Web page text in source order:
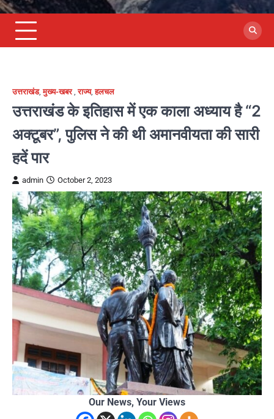
उत्तराखंड,मुख्य-खबर,राज्य,हलचल
उत्तराखंड के इतिहास में एक काला अध्याय है “2
अक्टूबर”, पुलिस ने की थी अमानवीयता की सारी
हदें पार
admin October 2, 2023
Our News, Your Views